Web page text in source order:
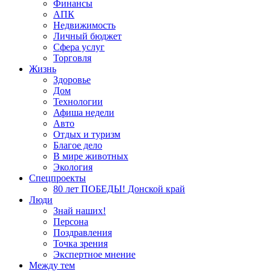
Финансы
АПК
Недвижимость
Личный бюджет
Сфера услуг
Торговля
Жизнь
Здоровье
Дом
Технологии
Афиша недели
Авто
Отдых и туризм
Благое дело
В мире животных
Экология
Спецпроекты
80 лет ПОБЕДЫ! Донской край
Люди
Знай наших!
Персона
Поздравления
Точка зрения
Экспертное мнение
Между тем